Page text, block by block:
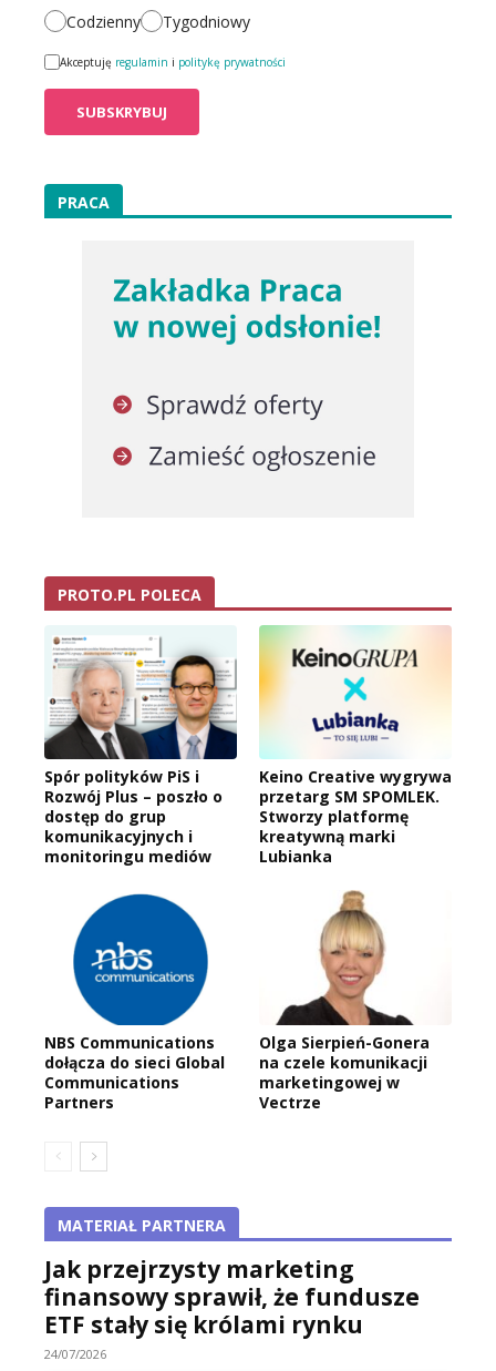
Codzienny Tygodniowy
Akceptuję regulamin i politykę prywatności
PRACA
PROTO.PL POLECA
Spór polityków PiS i
Rozwój Plus – poszło o
dostęp do grup
komunikacyjnych i
monitoringu mediów
Keino Creative wygrywa
przetarg SM SPOMLEK.
Stworzy platformę
kreatywną marki
Lubianka
NBS Communications
dołącza do sieci Global
Communications
Partners
Olga Sierpień-Gonera
na czele komunikacji
marketingowej w
Vectrze
MATERIAŁ PARTNERA
Jak przejrzysty marketing
finansowy sprawił, że fundusze
ETF stały się królami rynku
24/07/2026